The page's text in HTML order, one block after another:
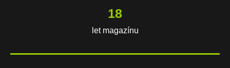
18
let magazínu